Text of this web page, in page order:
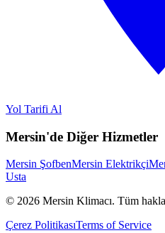
Yol Tarifi Al
Mersin'de Diğer Hizmetler
Mersin ŞofbenMersin Elektrikçi
Usta
© 2026 Mersin Klimacı. Tüm
Çerez PolitikasıTerms of Service